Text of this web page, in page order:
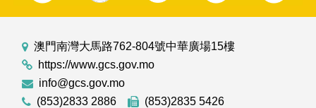
澳門南灣大馬路762-804號中華廣場15樓
https://www.gcs.gov.mo
info@gcs.gov.mo
(853)2833 2886
(853)2835 5426